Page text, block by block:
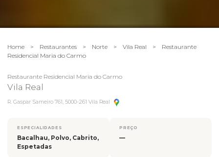
Home > Restaurantes > Norte > Vila Real > Restaurante
Residencial Maria do Carmo
Restaurante Residencial Maria do Carmo
Vila Real
R. Gaspar Sameiro 761, 5000-261 Vila Real
ESPECIALIDADES
Bacalhau, Polvo, Cabrito,
Espetadas
PREÇO
—